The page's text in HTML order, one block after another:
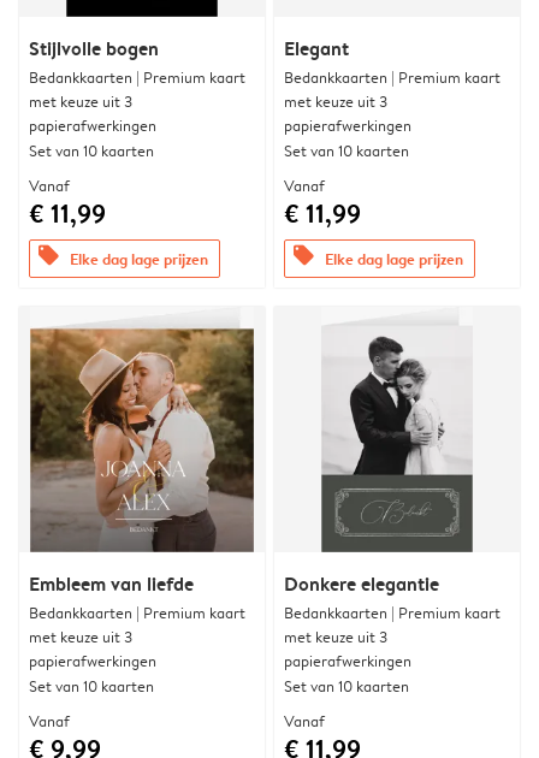
Stijlvolle bogen
Bedankkaarten | Premium kaart
met keuze uit 3
papierafwerkingen
Set van 10 kaarten
Vanaf
€ 11,99
offers Elke dag lage prijzen
Elegant
Bedankkaarten | Premium kaart
met keuze uit 3
papierafwerkingen
Set van 10 kaarten
Vanaf
€ 11,99
offers Elke dag lage prijzen
Embleem van liefde
Bedankkaarten | Premium kaart
met keuze uit 3
papierafwerkingen
Set van 10 kaarten
Vanaf
€ 9,99
Donkere elegantie
Bedankkaarten | Premium kaart
met keuze uit 3
papierafwerkingen
Set van 10 kaarten
Vanaf
€ 11,99